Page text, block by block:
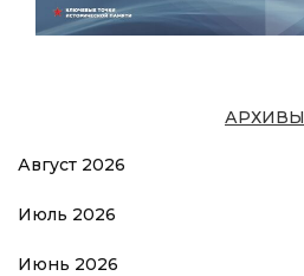
АРХИВЫ
Август 2026
Июль 2026
Июнь 2026